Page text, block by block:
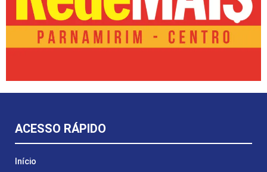
ACESSO RÁPIDO
Início